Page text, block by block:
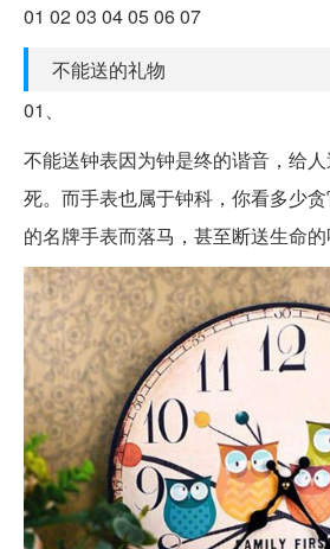
01 02 03 04 05 06 07
不能送的礼物
01、
不能送钟表因为钟是终的谐音，给
死。而手表也属于钟科，你看多少
的名牌手表而落马，甚至断送生命的